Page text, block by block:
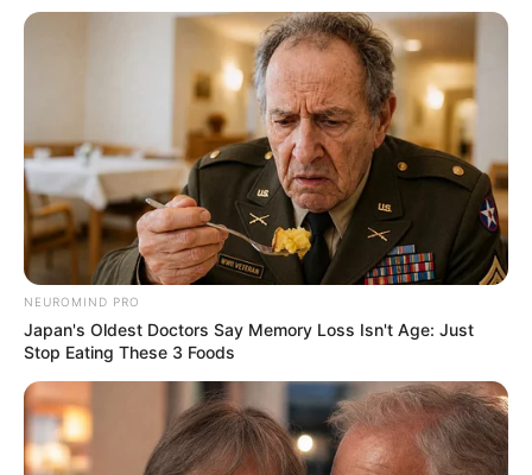
Anti Mainstream, 10 Cara
Membawa Barang Belanjaan
Versi Warga Thailand
Langka Banget! 10 Pose Lucu
Katak yang Bikin Ketawa
Gemes
NEUROMIND PRO
Japan's Oldest Doctors Say Memory Loss Isn't Age: Just
Stop Eating These 3 Foods